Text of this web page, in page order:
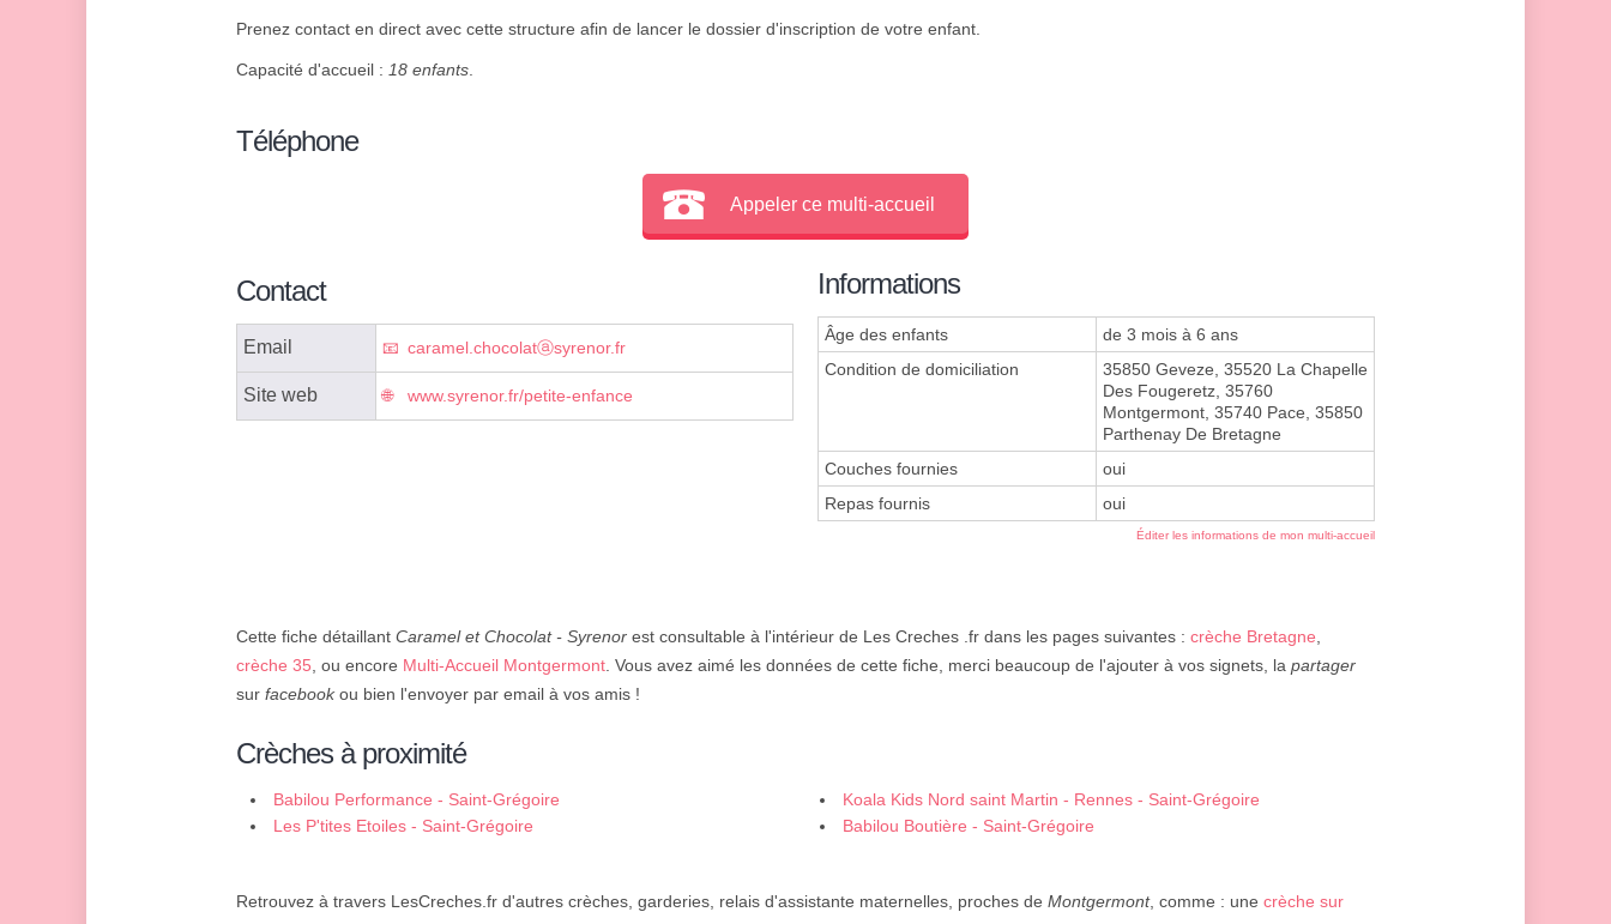
Prenez contact en direct avec cette structure afin de lancer le dossier d'inscription de votre enfant.
Capacité d'accueil : 18 enfants.
Téléphone
Appeler ce multi-accueil
Contact
Email caramel.chocolatⓐsyrenor.fr
Site web www.syrenor.fr/petite-enfance
Informations
Âge des enfants
de 3 mois à 6 ans
Condition de domiciliation
35850 Geveze, 35520 La Chapelle
Des Fougeretz, 35760
Montgermont, 35740 Pace, 35850
Parthenay De Bretagne
Couches fournies
oui
Repas fournis
oui
Éditer les informations de mon multi-accueil
Cette fiche détaillant Caramel et Chocolat - Syrenor est consultable à l'intérieur de Les Creches .fr dans les pages suivantes : crèche Bretagne,
crèche 35, ou encore Multi-Accueil Montgermont. Vous avez aimé les données de cette fiche, merci beaucoup de l'ajouter à vos signets, la partager
sur facebookou bien l'envoyer par email à vos amis !
Crèches à proximité
Babilou Performance - Saint-Grégoire
Koala Kids Nord saint Martin - Rennes - Saint-Grégoire
Les P'tites Etoiles - Saint-Grégoire
Babilou Boutière - Saint-Grégoire
Retrouvez à travers LesCreches.fr d'autres crèches, garderies, relais d'assistante maternelles, proches de Montgermont, comme : une crèche sur